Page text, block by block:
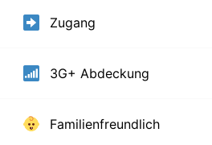
Zugang
3G+ Abdeckung
Familienfreundlich